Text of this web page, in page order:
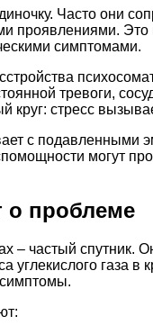
Часто они
проявлениями. Это
симптомами.
тревоги,
круг: стресс
с
могут
о проблеме
– частый спутник.
углекислого газа в
симптомы.